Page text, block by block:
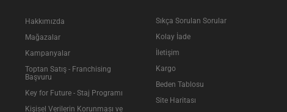
Hakkımızda
Mağazalar
Kampanyalar
Toptan Satış - Franchising
Başvuru
Key for Future - Staj Programı
Kişisel Verilerin Korunması ve
Sıkça Sorulan Sorular
Kolay İade
İletişim
Kargo
Beden Tablosu
Site Haritası